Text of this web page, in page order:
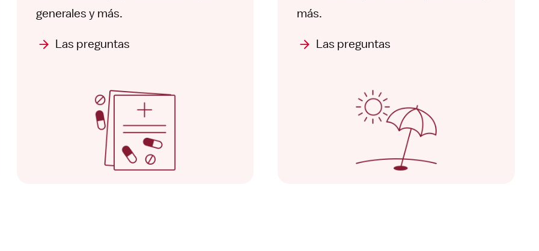
generales y más.
Las preguntas
más.
Las preguntas